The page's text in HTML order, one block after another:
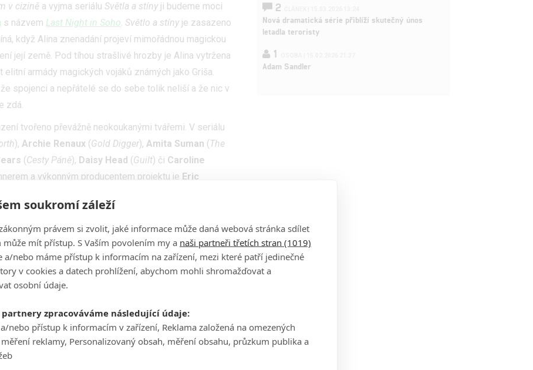
v cizině a vyjma seriálu Světla a stíny ji budeme moci
s názvem Last Night in Soho. Světlo a stíny je zasazeno
když Alina znenadání projeví mimořádnou magickou
její země. Pod tíhou strašlivé hrozby je Alina vytržena
armády magických vojáků známých jako Griša.
spojenci a nepřátelé se do sebe tolik neliší a že nic v
zdá.
tvořeno převážně neokoukanými tvářemi. V seriálu
), Archie Renaux (Gold Digger), Amita Suman (The
(Cesty Páně), Daisy Head (Guilt) či Caroline
a výkonným producentem projektu je Eric
pod článkem si můžete prohlédnout sérii promo
2
Nová dramatická série přiblíží skutečný únos
letadla teroristy
1
Adam Sandler
soukromí záleží
právem si zvolit, jaké informace může daná webová stránka sdílet
může mít přístup. S Vaším povolením my a naši partneři třetích stran (1019)
a/nebo máme přístup k informacím na zařízení, mezi které patří jedinečné
v cookies a datech prohlížení, abychom mohli shromažďovat a
osobní údaje.
partnery zpracováváme následující údaje:
nebo přístup k informacím v zařízení, Reklama založená na omezených
reklamy, Personalizovaný obsah, měření obsahu, průzkum publika a